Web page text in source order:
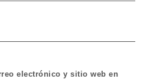
electrónico y sitio web en